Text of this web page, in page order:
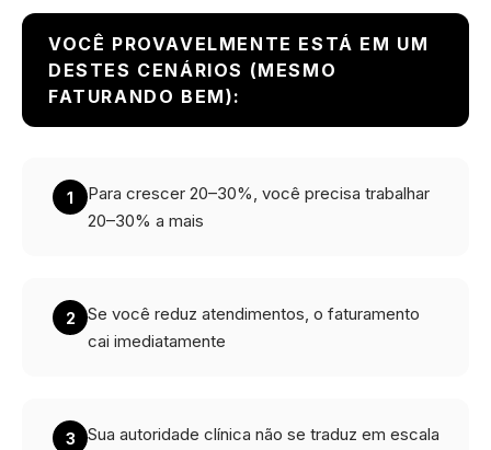
VOCÊ PROVAVELMENTE ESTÁ EM UM
DESTES CENÁRIOS (MESMO
FATURANDO BEM):
1
Para crescer 20–30%, você precisa trabalhar
20–30% a mais
2
Se você reduz atendimentos, o faturamento
cai imediatamente
3
Sua autoridade clínica não se traduz em escala